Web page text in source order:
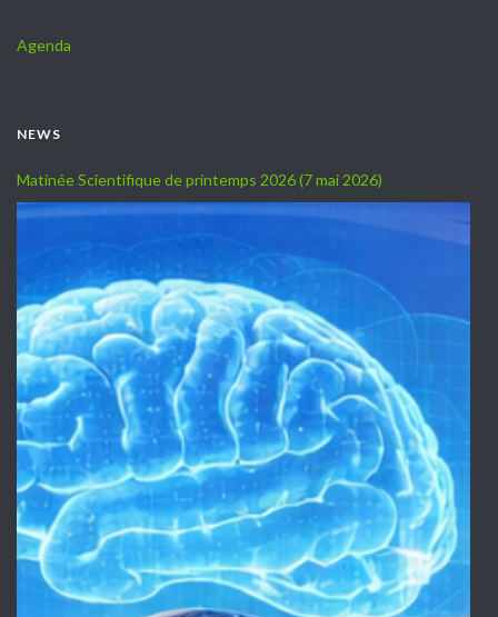
Agenda
NEWS
Matinée Scientifique de printemps 2026 (7 mai 2026)